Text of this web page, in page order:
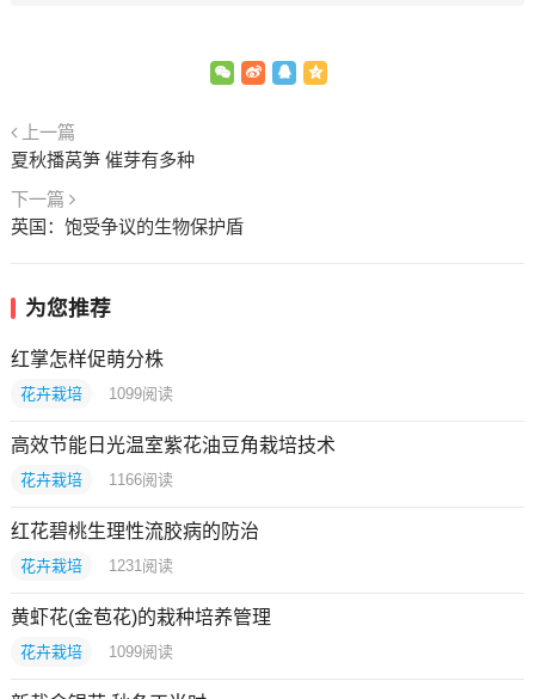
上一篇
夏秋播莴笋 催芽有多种
下一篇
英国：饱受争议的生物保护盾
为您推荐
红掌怎样促萌分株
花卉栽培 1099阅读
高效节能日光温室紫花油豆角栽培技术
花卉栽培 1166阅读
红花碧桃生理性流胶病的防治
花卉栽培 1231 阅读
黄虾花(金苞花)的栽种培养管理
花卉栽培 1099阅读